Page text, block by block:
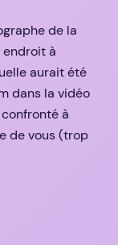
de la
endroit à
aurait été
dans la vidéo
à
de vous (trop